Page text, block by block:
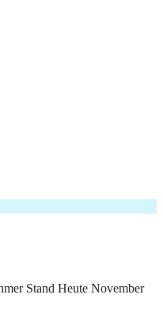
Stand Heute November